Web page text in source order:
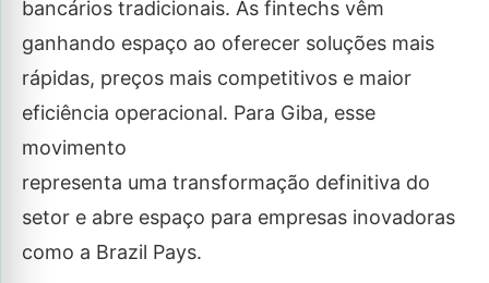
bancários tradicionais. As fintechs vêm
ganhando espaço ao oferecer soluções mais
rápidas, preços mais competitivos e maior
eficiência operacional. Para Giba, esse
movimento
representa uma transformação definitiva do
setor e abre espaço para empresas inovadoras
como a Brazil Pays.